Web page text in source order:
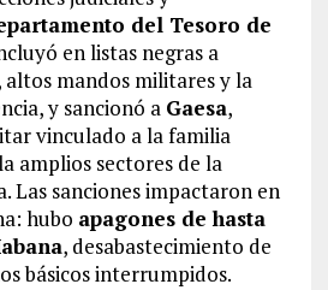
del Tesoro de
en listas negras a
altos mandos militares y la
y sancionó a Gaesa,
vinculado a la familia
amplios sectores de la
Las sanciones impactaron en
hubo apagones de hasta
, desabastecimiento de
básicos interrumpidos.